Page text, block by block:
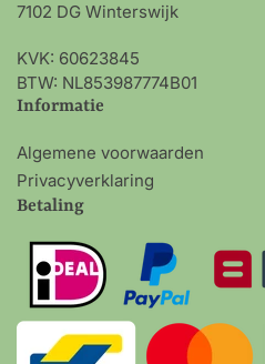
7102 DG Winterswijk
KVK: 60623845
BTW: NL853987774B01
Informatie
Algemene voorwaarden
Privacyverklaring
Betaling